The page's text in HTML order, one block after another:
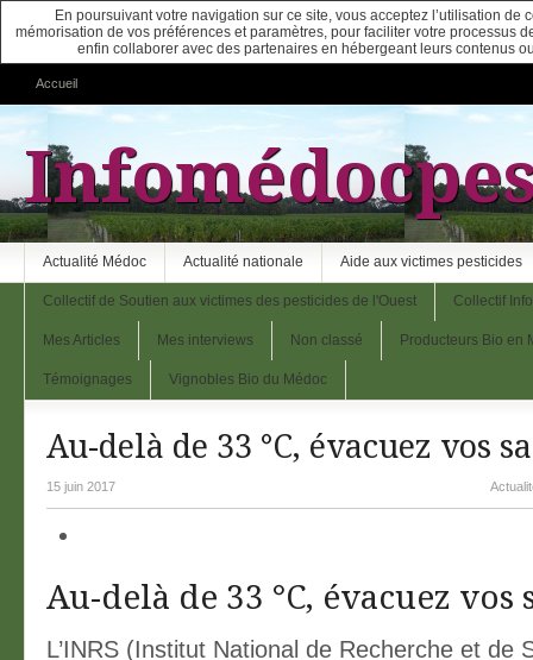
Accueil
Actualité Médoc Actualité nationale Aide aux victimes pesticides
Collectif de Soutien aux victimes des pesticides de l'Ouest Collectif
Mes Articles Mes interviews Non classé Producteurs Bio en
Témoignages Vignobles Bio du Médoc
Au-delà de 33 °C, évacuez vos
15 juin 2017
Au-delà de 33 °C, évacuez vos
L’INRS (Institut National de Recherche et de
En poursuivant votre navigation sur ce site, vous acceptez l’utilisation
mémorisation de vos préférences et paramètres, pour faciliter votre processus
enfin collaborer avec des partenaires en hébergeant leurs contenus